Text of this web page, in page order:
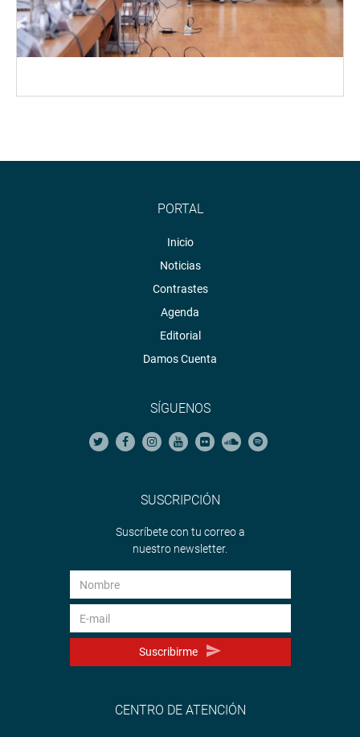
PORTAL
Inicio
Noticias
Contrastes
Agenda
Editorial
Damos Cuenta
SÍGUENOS
SUSCRIPCIÓN
Suscríbete con tu correo a
nuestro newsletter.
Suscribirme
CENTRO DE ATENCIÓN